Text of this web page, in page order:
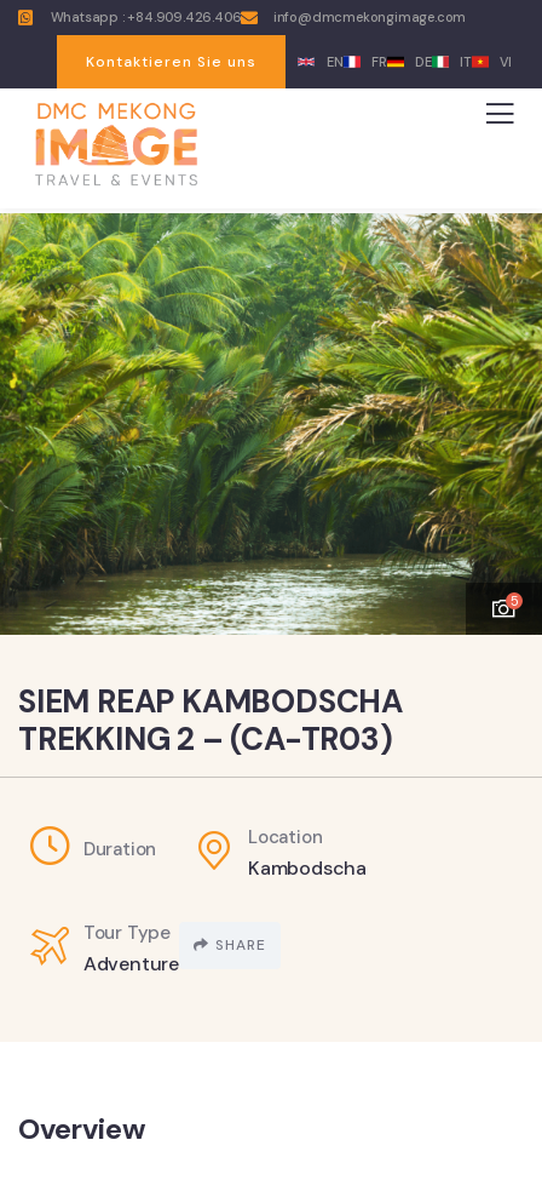
Whatsapp : +84.909.426.406 info@dmcmekongimage.com
Kontaktieren Sie uns EN FR DE IT VI
5
SIEM REAP KAMBODSCHA
TREKKING 2 – (CA-TR03)
Duration
Location
Kambodscha
Tour Type
Adventure
SHARE
Overview